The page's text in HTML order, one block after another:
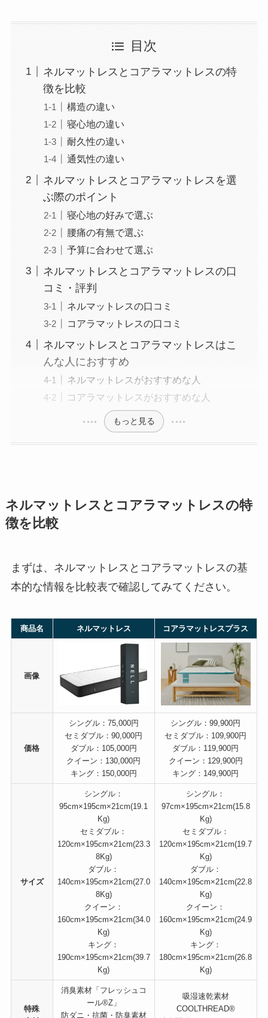
目次
ネルマットレスとコアラマットレスの特
徴を比較
構造の違い
寝心地の違い
耐久性の違い
通気性の違い
ネルマットレスとコアラマットレスを選
ぶ際のポイント
寝心地の好みで選ぶ
腰痛の有無で選ぶ
予算に合わせて選ぶ
ネルマットレスとコアラマットレスの口
コミ・評判
ネルマットレスの口コミ
コアラマットレスの口コミ
ネルマットレスとコアラマットレスはこ
んな人におすすめ
ネルマットレスがおすすめな人
コアラマットレスがおすすめな人
もっと見る
ネルマットレスとコアラマットレスの特
徴を比較
まずは、ネルマットレスとコアラマットレスの基
本的な情報を比較表で確認してみてください。
商品名 ネルマットレス コアラマットレスプラス
画像
価格
シングル：75,000円
セミダブル：90,000円
ダブル：105,000円
クイーン：130,000円
キング：150,000円
シングル：99,900円
セミダブル：109,900円
ダブル：119,900円
クイーン：129,900円
キング：149,900円
サイズ
シングル：
95cm×195cm×21cm(19.1
Kg)
セミダブル：
120cm×195cm×21cm(23.3
8Kg)
ダブル：
140cm×195cm×21cm(27.0
8Kg)
クイーン：
160cm×195cm×21cm(34.0
Kg)
キング：
190cm×195cm×21cm(39.7
Kg)
シングル：
97cm×195cm×21cm(15.8
Kg)
セミダブル：
120cm×195cm×21cm(19.7
Kg)
ダブル：
140cm×195cm×21cm(22.8
Kg)
クイーン：
160cm×195cm×21cm(24.9
Kg)
キング：
180cm×195cm×21cm(26.8
Kg)
特殊
消臭素材「フレッシュコ
ール®︎Z」
防ダニ・抗菌・防臭素材
吸湿速乾素材
COOLTHREAD®